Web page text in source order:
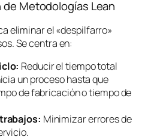
de Metodologías Lean
eliminar el «despilfarro»
Se centra en:
Reducir el tiempo total
un proceso hasta que
de fabricación o tiempo de
Minimizar errores de